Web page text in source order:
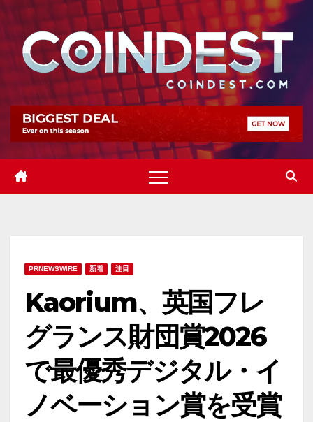
Skip
content
PRNEWSWIRE 新着 注目
Kaorium、英国フレ
グランス財団賞2026
で最優秀デジタル・イ
ノベーション賞を受賞